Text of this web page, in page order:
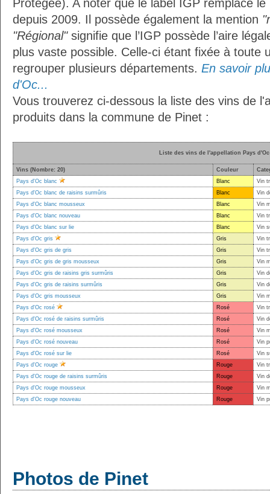
Protégée). A noter que le label IGP remplace
depuis 2009. Il possède également la mention
"Régional"signifie que l’IGP possède l’aire
plus vaste possible. Celle-ci étant fixée à toute
regrouper plusieurs départements. En savoir
d'Oc...
Vous trouverez ci-dessous la liste des vins de
produits dans la commune de Pinet :
Liste des vins de l'appellation Pays d'Oc
Vins (Nombre: 20) Couleur
Pays d'Oc blanc
Blanc
Vin
Pays d'Oc blanc de raisins surmûris
Blanc
Vin
Pays d'Oc blanc mousseux
Blanc
Vin
Pays d'Oc blanc nouveau
Blanc
Vin
Pays d'Oc blanc sur lie
Blanc
Vin
Pays d'Oc gris
Gris
Vin
Pays d'Oc gris de gris
Gris
Vin
Pays d'Oc gris de gris mousseux
Gris
Vin
Pays d'Oc gris de raisins gris surmûris
Gris
Vin
Pays d'Oc gris de raisins surmûris
Gris
Vin
Pays d'Oc gris mousseux
Gris
Vin
Pays d'Oc rosé
Rosé
Vin
Pays d'Oc rosé de raisins surmûris
Rosé
Vin
Pays d'Oc rosé mousseux
Rosé
Vin
Pays d'Oc rosé nouveau
Rosé
Vin
Pays d'Oc rosé sur lie
Rosé
Vin
Pays d'Oc rouge
Rouge
Vin
Pays d'Oc rouge de raisins surmûris
Rouge
Vin
Pays d'Oc rouge mousseux
Rouge
Vin
Pays d'Oc rouge nouveau
Rouge Vin
Photos de Pinet